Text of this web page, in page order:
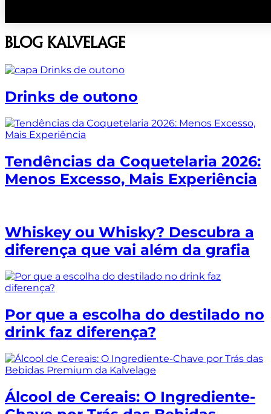
Blog Kalvelage
Drinks de outono
Tendências da Coquetelaria 2026:
Menos Excesso, Mais Experiência
Whiskey ou Whisky? Descubra a
diferença que vai além da grafia
Por que a escolha do destilado no
drink faz diferença?
Álcool de Cereais: O Ingrediente-